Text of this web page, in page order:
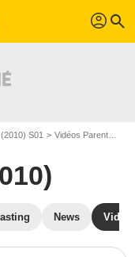
profil search
S01 Vidéos Parenthood (2010)
News